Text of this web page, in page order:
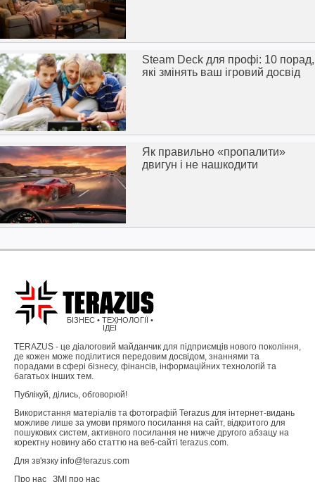
Steam Deck для профі: 10 порад,
які змінять ваш ігровий досвід
Як правильно «пропалити»
двигун і не нашкодити
БІЗНЕС • ТЕХНОЛОГІЇ •
ІДЕЇ
TERAZUS - це діалоговий майданчик для підприємців нового покоління,
де кожен може поділитися передовим досвідом, знаннями та
порадами в сфері бізнесу, фінансів, інформаційних технологій та
багатьох інших тем.
Публікуй, ділись, обговорюй!
Використання матеріалів та фотографій Terazus для інтернет-видань
можливе лише за умови прямого посилання на сайт, відкритого для
пошукових систем, активного посилання не нижче другого абзацу на
коректну новину або статтю на веб-сайті terazus.com.
Для зв'язку info@terazus.com
Про нас
ЗМІ про нас